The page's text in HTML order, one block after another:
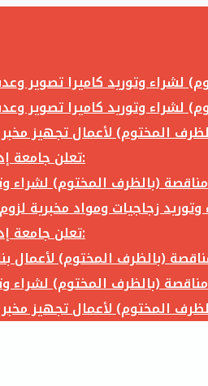
تعلن جامعة إدلب عن إجراء مناقصة (بالظرف المختوم) لشراء وتوريد ما يلي:
تعلن جامعة إدلب عن إجراء مناقصة (بالظرف المختوم) لشراء وتوريد ما يلي: